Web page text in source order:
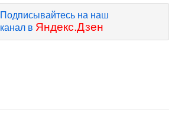
Подписывайтесь на наш
канал в Яндекс.Дзен